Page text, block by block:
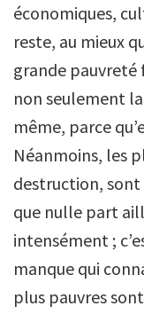
économiques,
reste, au mieux
grande pauvreté
non seulement
même, parce
Néanmoins, les
destruction, sont
que nulle part
intensément ;
manque qui
plus pauvres